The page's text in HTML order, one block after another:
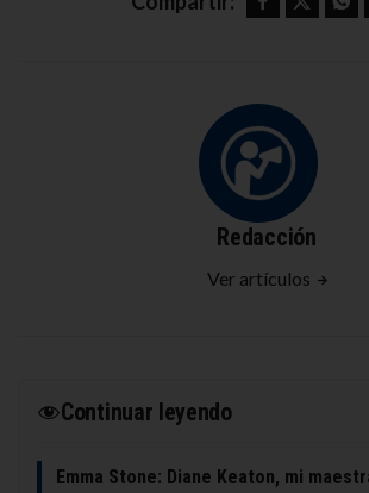
Redacción
Ver artículos
Continuar leyendo
Emma Stone: Diane Keaton, mi